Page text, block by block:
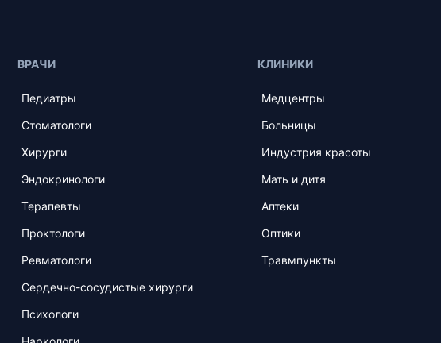
ВРАЧИ
Педиатры
Стоматологи
Хирурги
Эндокринологи
Терапевты
Проктологи
Ревматологи
Сердечно-сосудистые хирурги
Психологи
КЛИНИКИ
Медцентры
Больницы
Индустрия красоты
Мать и дитя
Аптеки
Оптики
Травмпункты